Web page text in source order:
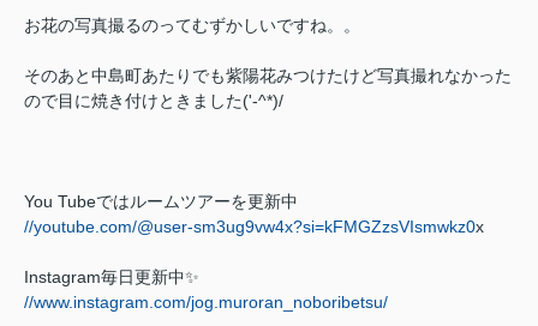
お花の写真撮るのってむずかしいですね。。
そのあと中島町あたりでも紫陽花みつけたけど写真撮れなかった
ので目に焼き付けときました('-^*)/
You Tubeではルームツアーを更新中
//youtube.com/@user-sm3ug9vw4x?si=kFMGZzsVIsmwkz0x
Instagram毎日更新中✨
//www.instagram.com/jog.muroran_noboribetsu/